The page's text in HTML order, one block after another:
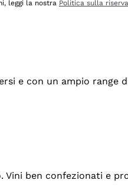
e con un ampio range
ben confezionati e
leggi la nostra Politica sulla